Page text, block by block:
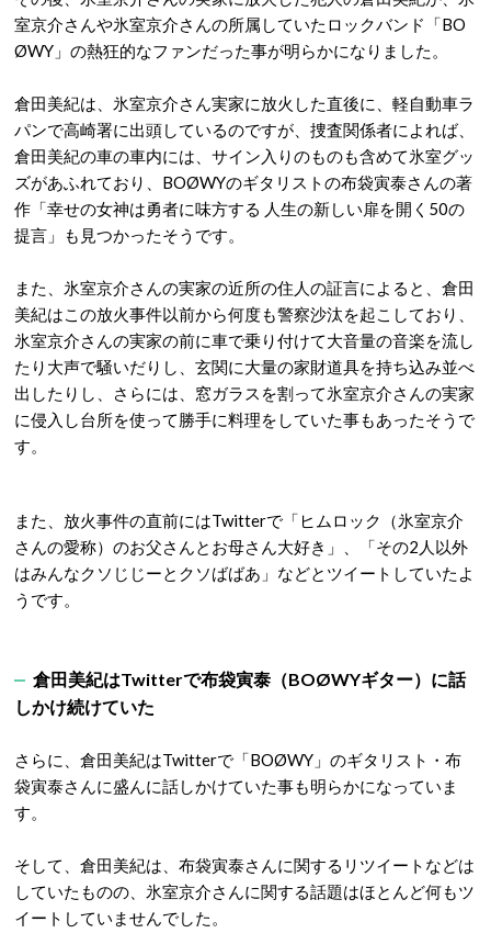
室京介さんや氷室京介さんの所属していたロックバンド「BO
ØWY」の熱狂的なファンだった事が明らかになりました。
倉田美紀は、氷室京介さん実家に放火した直後に、軽自動車ラ
パンで高崎署に出頭しているのですが、捜査関係者によれば、
倉田美紀の車の車内には、サイン入りのものも含めて氷室グッ
ズがあふれており、BOØWYのギタリストの布袋寅泰さんの著
作「幸せの女神は勇者に味方する 人生の新しい扉を開く50の
提言」も見つかったそうです。
また、氷室京介さんの実家の近所の住人の証言によると、倉田
美紀はこの放火事件以前から何度も警察沙汰を起こしており、
氷室京介さんの実家の前に車で乗り付けて大音量の音楽を流し
たり大声で騒いだりし、玄関に大量の家財道具を持ち込み並べ
出したりし、さらには、窓ガラスを割って氷室京介さんの実家
に侵入し台所を使って勝手に料理をしていた事もあったそうで
す。
また、放火事件の直前にはTwitterで「ヒムロック（氷室京介
さんの愛称）のお父さんとお母さん大好き」、「その2人以外
はみんなクソじじーとクソばばあ」などとツイートしていたよ
うです。
倉田美紀はTwitterで布袋寅泰（BOØWYギター）に話
しかけ続けていた
さらに、倉田美紀はTwitterで「BOØWY」のギタリスト・布
袋寅泰さんに盛んに話しかけていた事も明らかになっていま
す。
そして、倉田美紀は、布袋寅泰さんに関するリツイートなどは
していたものの、氷室京介さんに関する話題はほとんど何もツ
イートしていませんでした。